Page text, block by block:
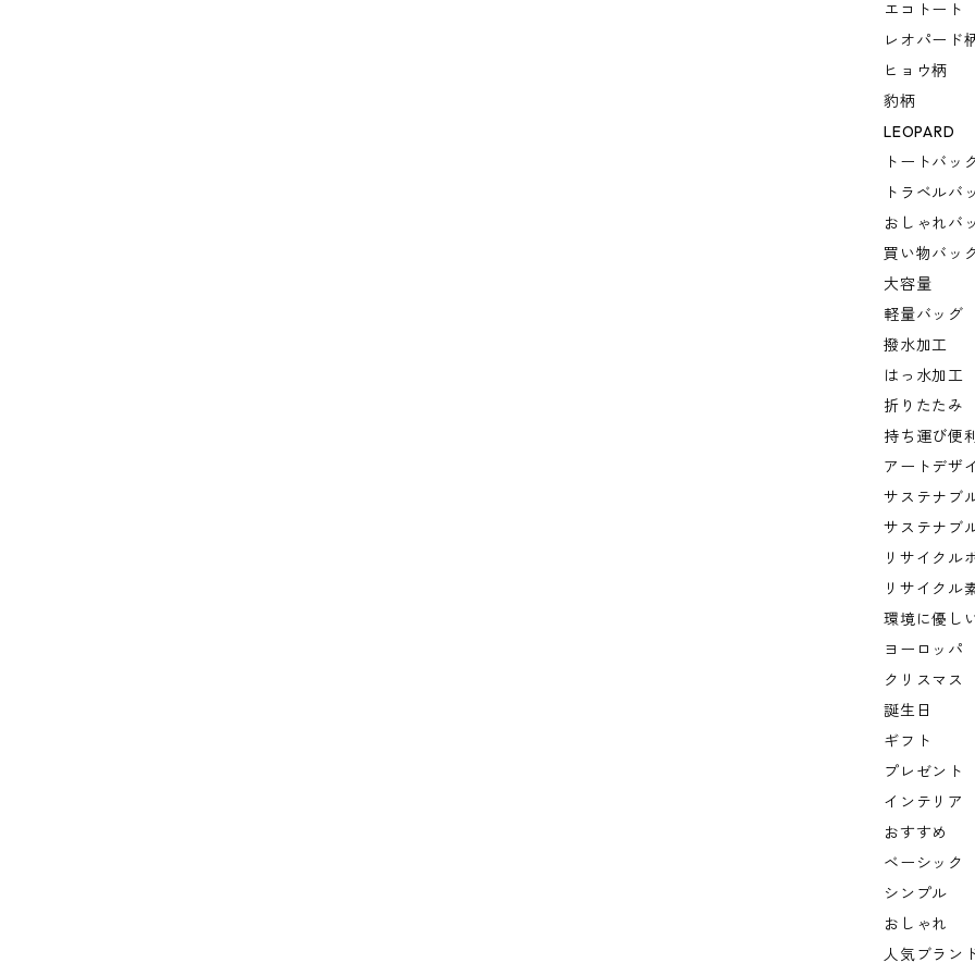
エコトート
レオパード
ヒョウ柄
豹柄
LEOPARD
トートバッ
トラベルバ
おしゃれバ
買い物バッ
大容量
軽量バッグ
撥水加工
はっ水加工
折りたたみ
持ち運び便
アートデザ
サステナブ
サステナブ
リサイクル
リサイクル
環境に優し
ヨーロッパ
クリスマス
誕生日
ギフト
プレゼント
インテリア
おすすめ
ベーシック
シンプル
おしゃれ
人気ブラン